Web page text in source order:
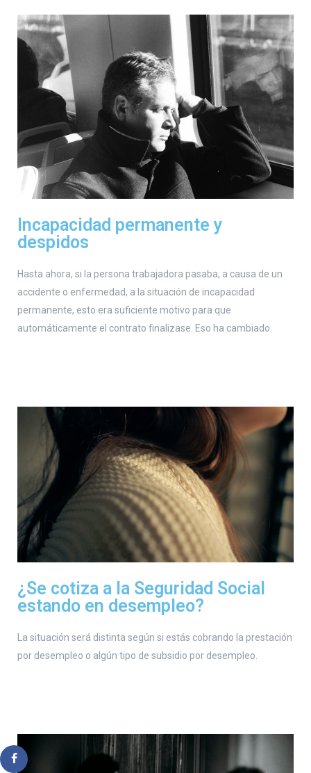
Incapacidad permanente y
despidos
Hasta ahora, si la persona trabajadora pasaba, a causa de un
accidente o enfermedad, a la situación de incapacidad
permanente, esto era suficiente motivo para que
automáticamente el contrato finalizase. Eso ha cambiado.
¿Se cotiza a la Seguridad Social
estando en desempleo?
La situación será distinta según si estás cobrando la prestación
por desempleo o algún tipo de subsidio por desempleo.